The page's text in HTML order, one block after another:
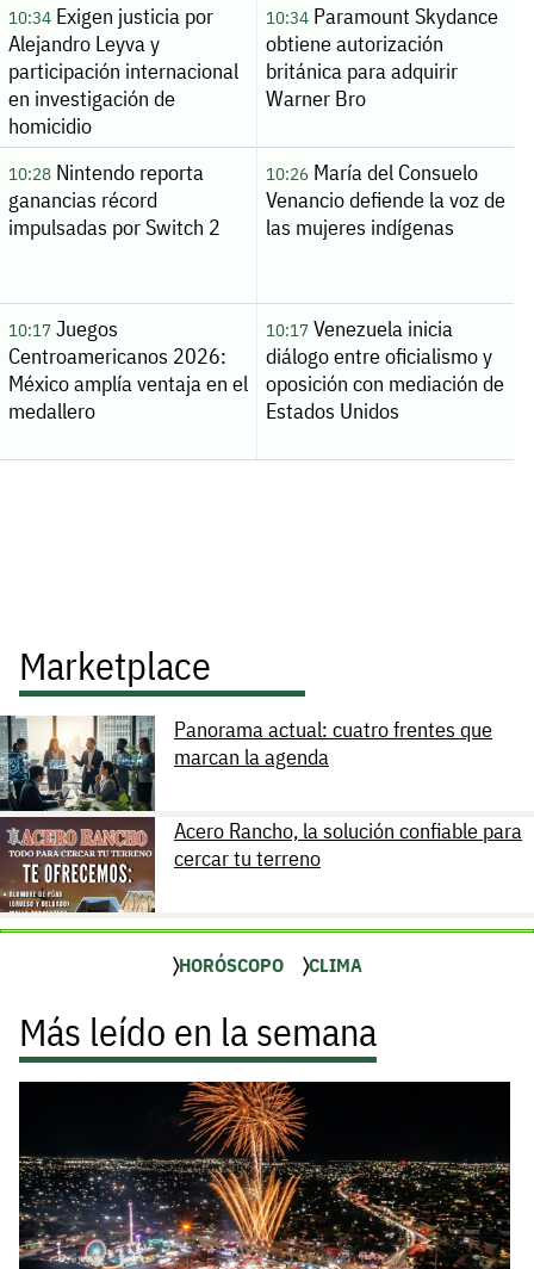
10:34Exigen justicia por
Alejandro Leyva y
participación internacional
en investigación de
homicidio
10:34Paramount Skydance
obtiene autorización
británica para adquirir
Warner Bro
10:28Nintendo reporta
ganancias récord
impulsadas por Switch 2
10:26María del Consuelo
Venancio defiende la voz de
las mujeres indígenas
10:17Juegos
Centroamericanos 2026:
México amplía ventaja en el
medallero
10:17Venezuela inicia
diálogo entre oficialismo y
oposición con mediación de
Estados Unidos
Marketplace
Panorama actual: cuatro frentes que
marcan la agenda
Acero Rancho, la solución confiable para
cercar tu terreno
HORÓSCOPO CLIMA
Más leído en la semana